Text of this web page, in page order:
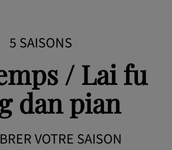
5 SAISONS
/ Lai fu
dan pian
VOTRE SAISON